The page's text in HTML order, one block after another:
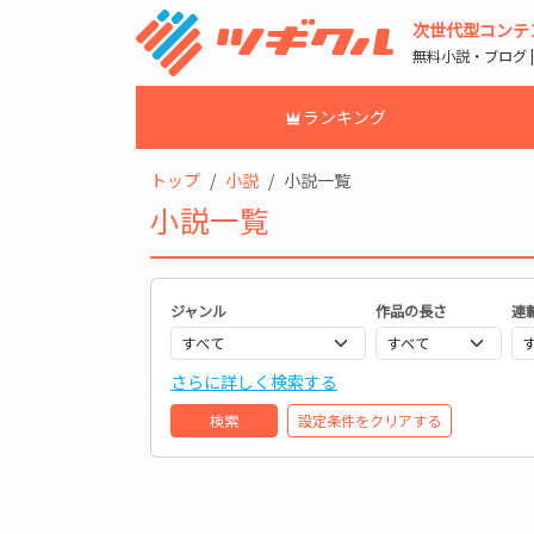
次世代型コン
無料小説・ブログ
ランキング
トップ 小説 小説一覧
小説一覧
ジャンル 作品の長さ 連
さらに詳しく検索する
検索 設定条件をクリアする